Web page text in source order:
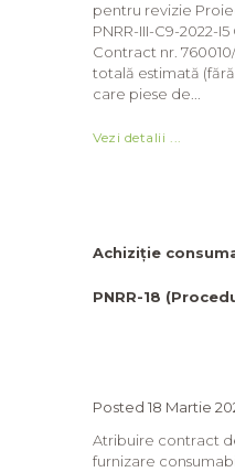
pentru revizie
PNRR-III-C9-2022-I5
Contract nr.
totală estimată (fără
care piese de...
Vezi detalii ...
Achiziție
PNRR-18
18 Martie
Atribuire contract
furnizare